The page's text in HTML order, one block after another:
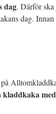
dag. Därför ska
dag.
på
kladdkaka